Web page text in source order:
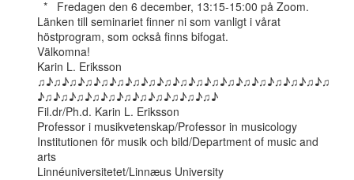
Länken till seminariet finner ni som vanligt i vårat
höstprogram, som också finns bifogat.
Välkomna!
Karin L. Eriksson
♫♪♫♪♫♪♫♪♫♪♫♪♫♪♫♪♫♪♫♪♫♪♫♪♫♪♫♪♫♪♫♪♫♪♫♪♫
♪♫♪♫♪♫♪♫♪♫♪♫♪♫♪♫♪♫♪♫♪♫♪
Fil.dr/Ph.d. Karin L. Eriksson
Professor i musikvetenskap/Professor in musicology
Institutionen för musik och bild/Department of music and
arts
Linnéuniversitetet/Linnæus University